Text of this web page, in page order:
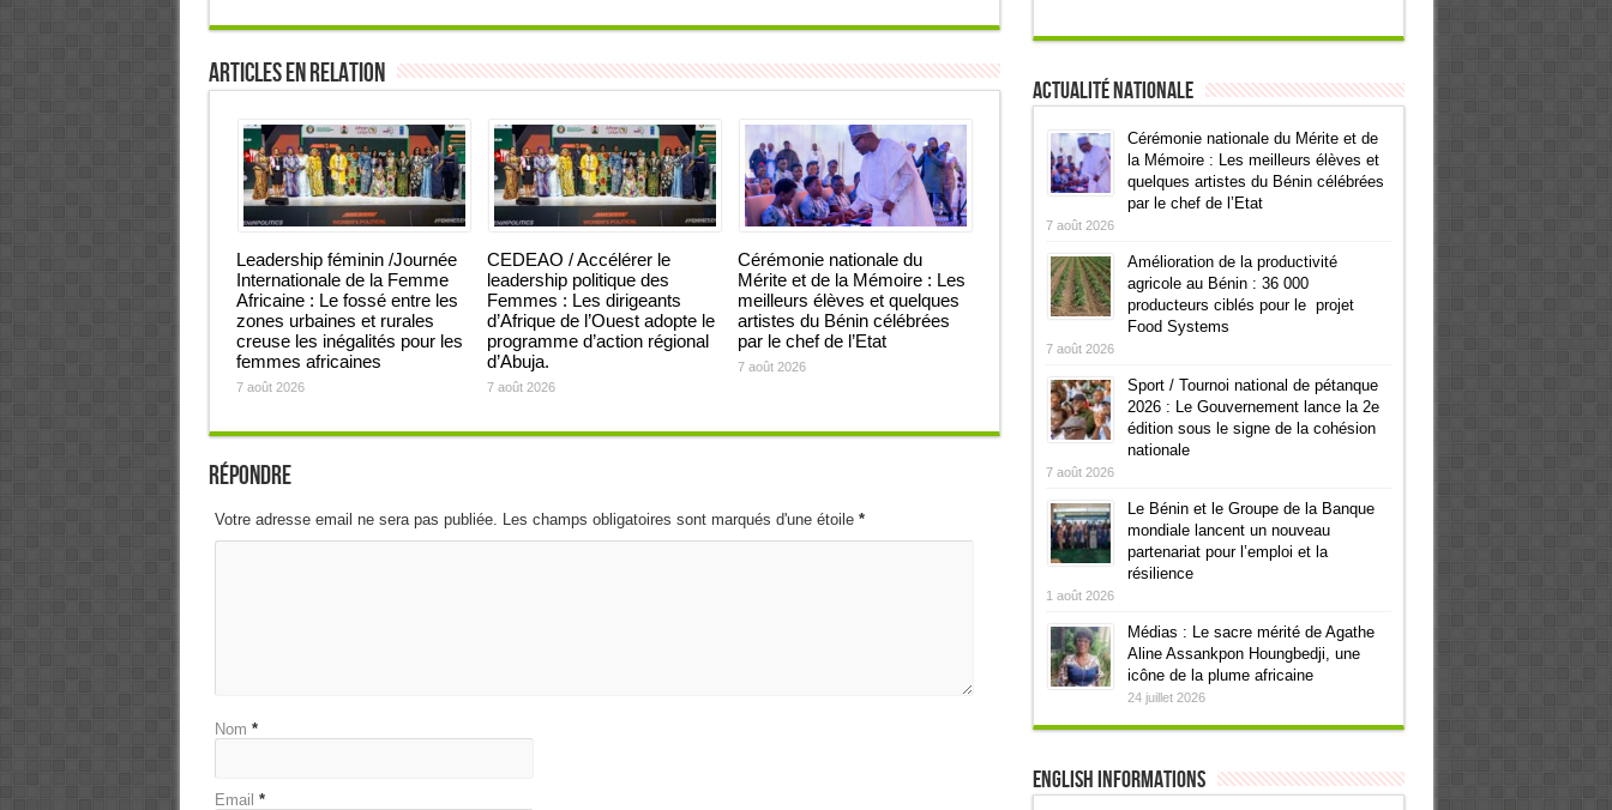
Articles en relation
Leadership féminin /Journée
Internationale de la Femme
Africaine : Le fossé entre les
zones urbaines et rurales
creuse les inégalités pour les
femmes africaines
7 août 2026
CEDEAO / Accélérer le
leadership politique des
Femmes : Les dirigeants
d’Afrique de l’Ouest adopte le
programme d’action régional
d’Abuja.
7 août 2026
Cérémonie nationale du
Mérite et de la Mémoire : Les
meilleurs élèves et quelques
artistes du Bénin célébrées
par le chef de l’Etat
7 août 2026
Répondre
Votre adresse email ne sera pas publiée. Les champs obligatoires sont marqués d'une étoile *
Nom *
Email *
Actualité Nationale
Cérémonie nationale du Mérite et de
la Mémoire : Les meilleurs élèves et
quelques artistes du Bénin célébrées
par le chef de l’Etat
7 août 2026
Amélioration de la productivité
agricole au Bénin : 36 000
producteurs ciblés pour le projet
Food Systems
7 août 2026
Sport / Tournoi national de pétanque
2026 : Le Gouvernement lance la 2e
édition sous le signe de la cohésion
nationale
7 août 2026
Le Bénin et le Groupe de la Banque
mondiale lancent un nouveau
partenariat pour l’emploi et la
résilience
1 août 2026
Médias : Le sacre mérité de Agathe
Aline Assankpon Houngbedji, une
icône de la plume africaine
24 juillet 2026
English informations